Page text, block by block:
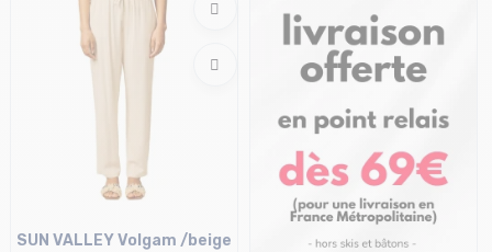
SUN VALLEY Volgam /beige